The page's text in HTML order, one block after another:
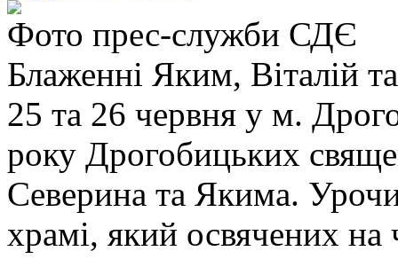
Фото прес-служби СДЄ
Блаженні Яким, Віталій
25 та 26 червня у м.
року Дрогобицьких
Северина та Якима.
храмі, який освячених на